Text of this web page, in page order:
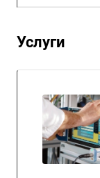
Услуги